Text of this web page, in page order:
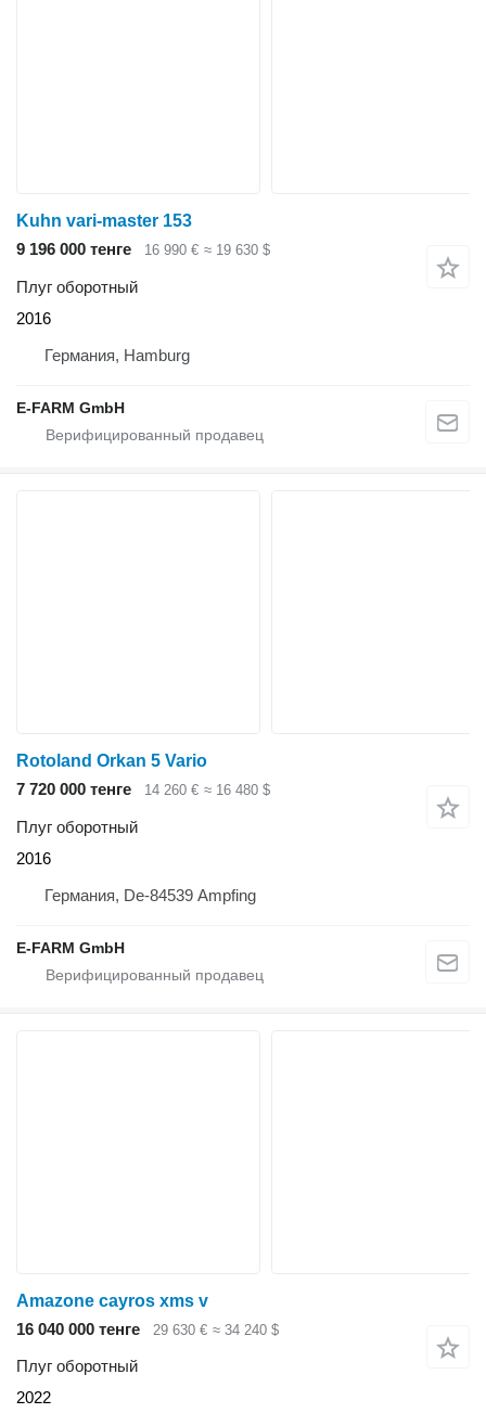
Kuhn vari-master 153
9 196 000 тенге
16 990 € ≈ 19 630 $
Плуг оборотный
2016
Германия, Hamburg
E-FARM GmbH
Rotoland Orkan 5 Vario
7 720 000 тенге
14 260 € ≈ 16 480 $
Плуг оборотный
2016
Германия, De-84539 Ampfing
E-FARM GmbH
Amazone cayros xms v
16 040 000 тенге
29 630 € ≈ 34 240 $
Плуг оборотный
2022